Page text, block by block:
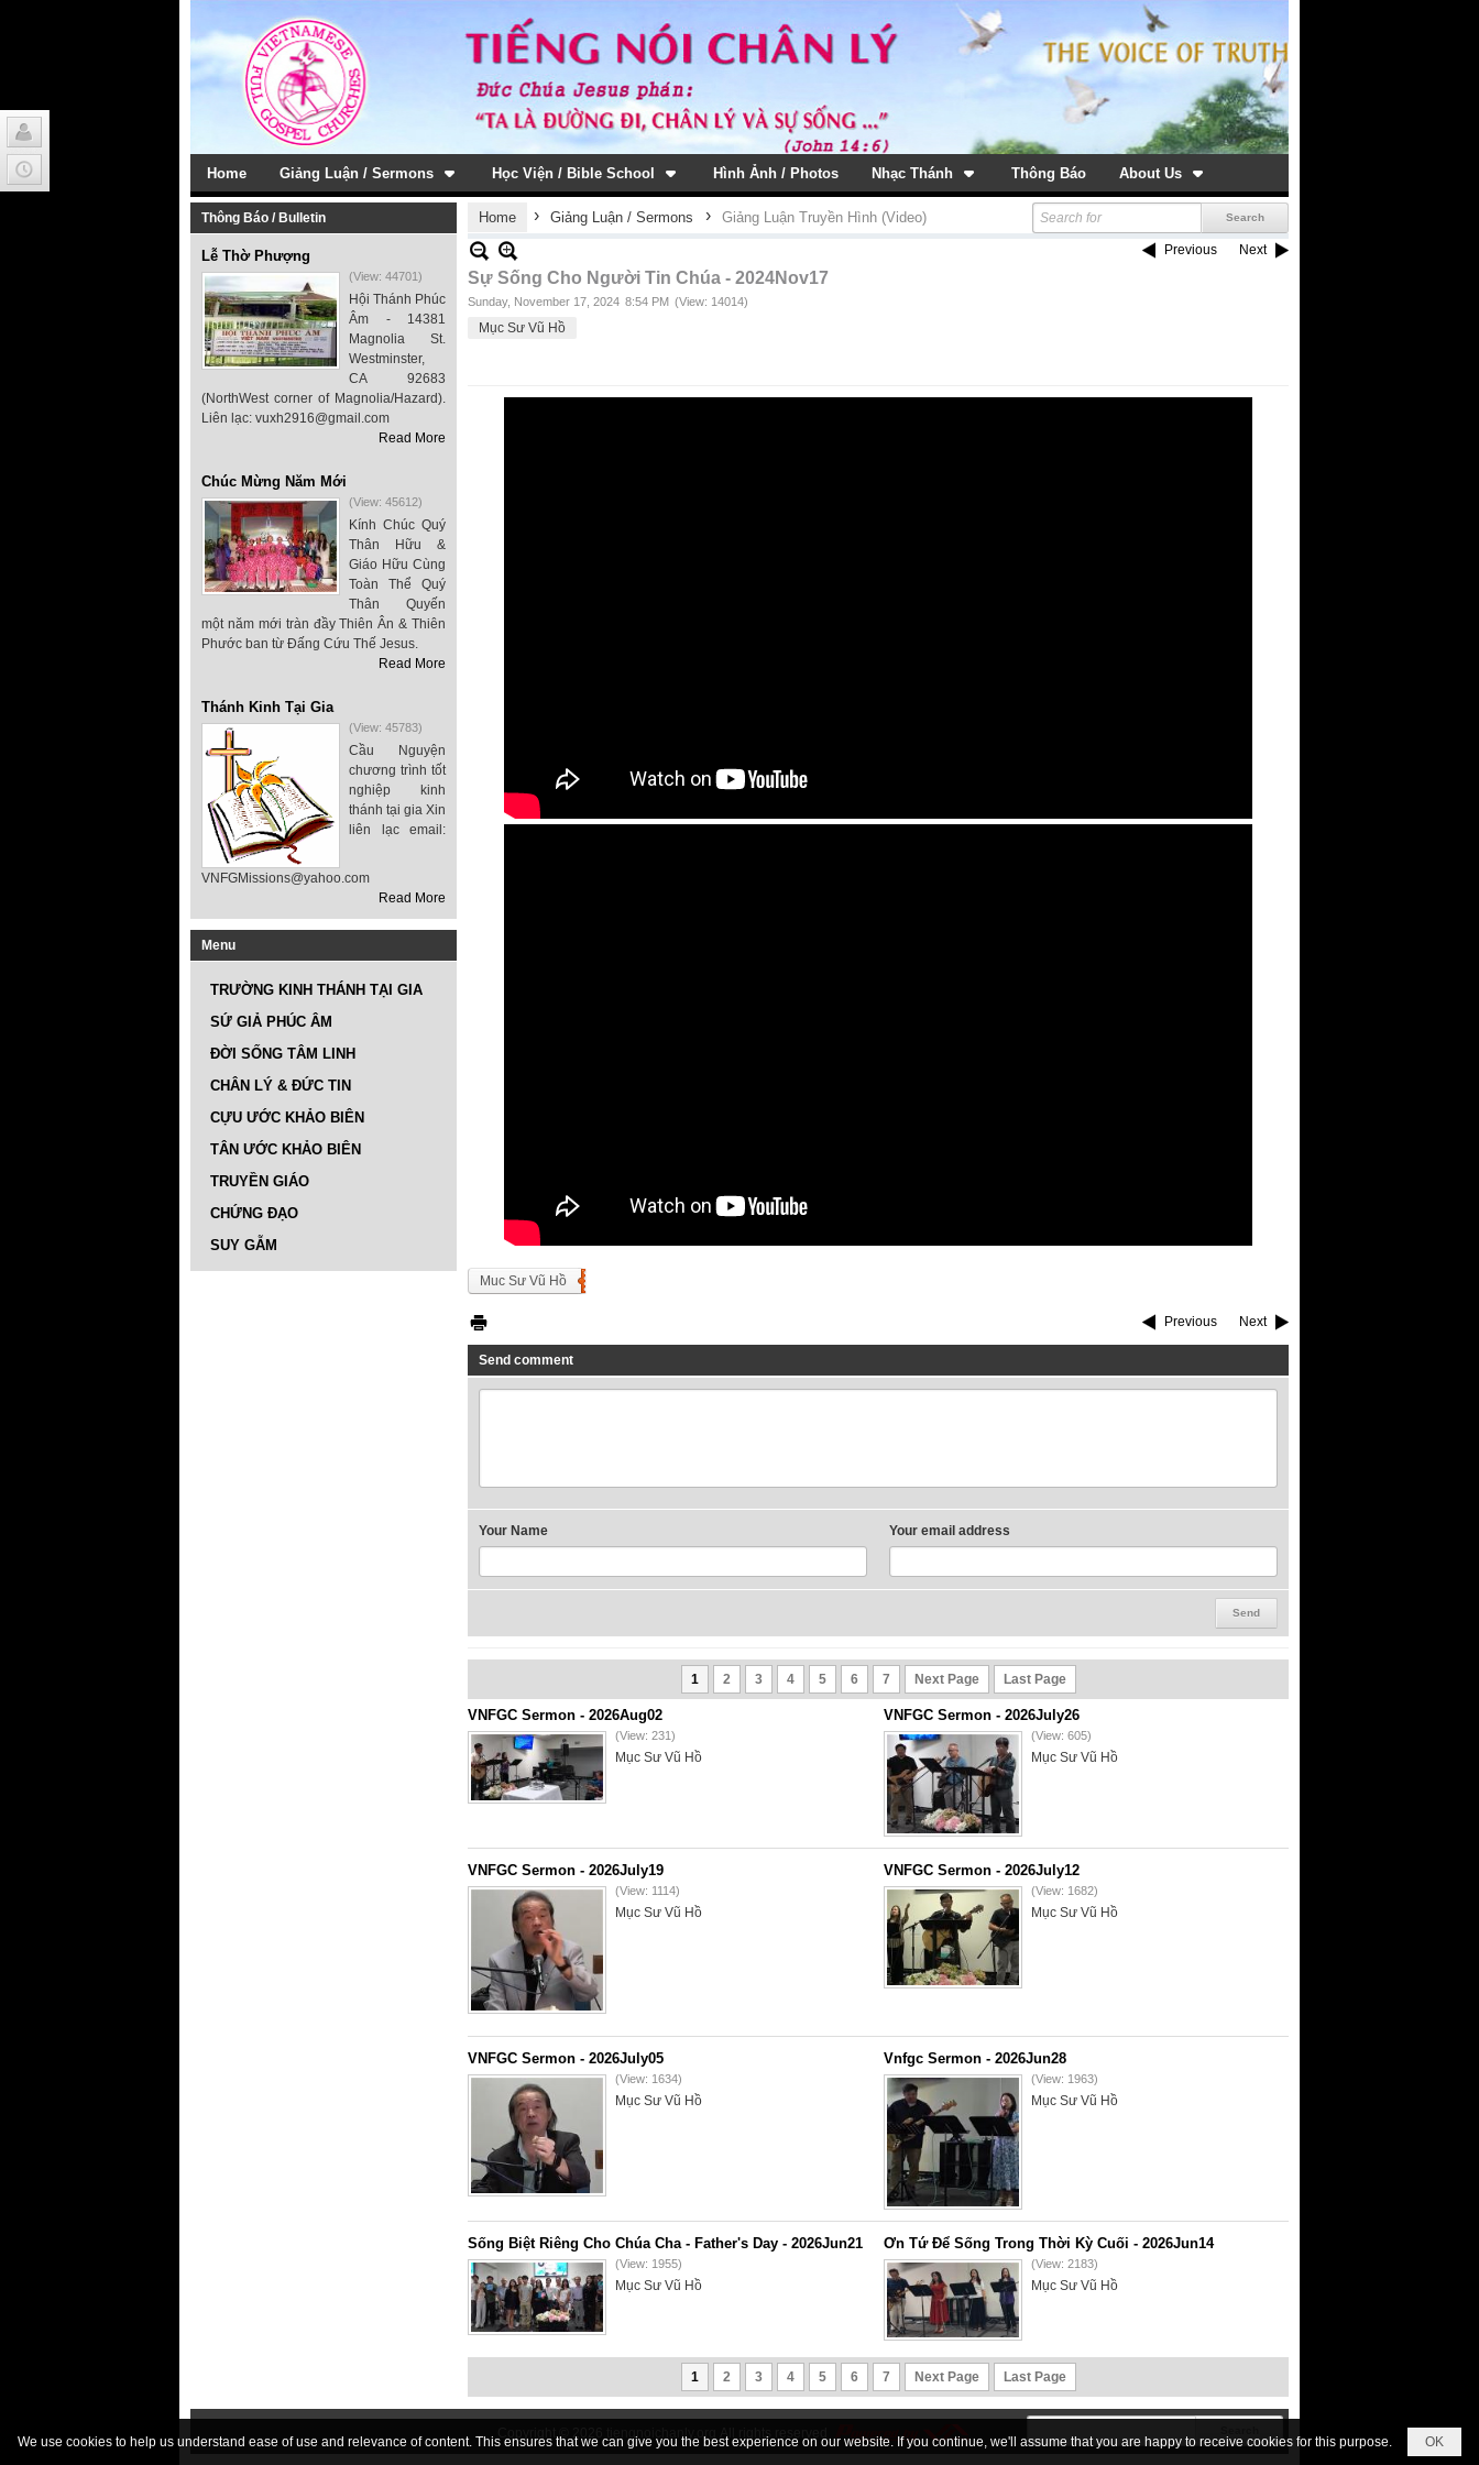
Home Giảng Luận / Sermons Học Viện / Bible School Hình Ảnh / Photos Nhạc Thánh Thông Báo About Us
Thông Báo / Bulletin
Lễ Thờ Phượng
(View: 44701)
Hội Thánh Phúc
Âm - 14381
Magnolia St.
Westminster,
CA 92683
(NorthWest corner of Magnolia/Hazard).
Liên lạc: vuxh2916@gmail.com
Read More
Chúc Mừng Năm Mới
(View: 45612)
Kính Chúc Quý
Thân Hữu &
Giáo Hữu Cùng
Toàn Thể Quý
Thân Quyến
một năm mới tràn đầy Thiên Ân & Thiên
Phước ban từ Đấng Cứu Thế Jesus.
Read More
Thánh Kinh Tại Gia
(View: 45783)
Cầu Nguyện
chương trình tốt
nghiệp kinh
thánh tại gia Xin
liên lạc email:
VNFGMissions@yahoo.com
Read More
Menu
TRƯỜNG KINH THÁNH TẠI GIA
SỨ GIẢ PHÚC ÂM
ĐỜI SỐNG TÂM LINH
CHÂN LÝ & ĐỨC TIN
CỰU ƯỚC KHẢO BIÊN
TÂN ƯỚC KHẢO BIÊN
TRUYỀN GIÁO
CHỨNG ĐẠO
SUY GẪM
Home › Giảng Luận / Sermons › Giảng Luận Truyền Hình (Video)
Previous Next
Sự Sống Cho Người Tin Chúa - 2024Nov17
Sunday, November 17, 2024 8:54 PM (View: 14014)
Mục Sư Vũ Hồ
Muc Sư Vũ Hồ
Previous Next
Send comment
Your Name Your email address
1 2 3 4 5 6 7 Next Page Last Page
VNFGC Sermon - 2026Aug02
(View: 231)
Mục Sư Vũ Hồ
VNFGC Sermon - 2026July26
(View: 605)
Mục Sư Vũ Hồ
VNFGC Sermon - 2026July19
(View: 1114)
Mục Sư Vũ Hồ
VNFGC Sermon - 2026July12
(View: 1682)
Mục Sư Vũ Hồ
VNFGC Sermon - 2026July05
(View: 1634)
Mục Sư Vũ Hồ
Vnfgc Sermon - 2026Jun28
(View: 1963)
Mục Sư Vũ Hồ
Sống Biệt Riêng Cho Chúa Cha - Father's Day - 2026Jun21
(View: 1955)
Mục Sư Vũ Hồ
Ơn Tứ Để Sống Trong Thời Kỳ Cuối - 2026Jun14
(View: 2183)
Mục Sư Vũ Hồ
1 2 3 4 5 6 7 Next Page Last Page
Copyright © 2026 tiengnoichanly.org All rights reserved
OK
We use cookies to help us understand ease of use and relevance of content. This ensures that we can give you the best experience on our website. If you continue, we'll assume that you are happy to receive cookies for this purpose.